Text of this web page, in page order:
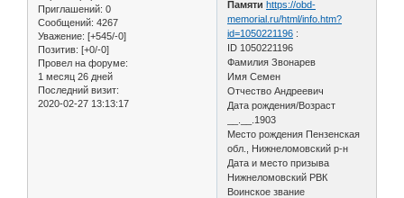
Приглашений: 0
Сообщений: 4267
Уважение: [+545/-0]
Позитив: [+0/-0]
Провел на форуме:
1 месяц 26 дней
Последний визит:
2020-02-27 13:13:17
Памяти https://obd-
memorial.ru/html/info.htm?
id=1050221196 :
ID 1050221196
Фамилия Звонарев
Имя Семен
Отчество Андреевич
Дата рождения/Возраст
__.__.1903
Место рождения Пензенская
обл., Нижнеломовский р-н
Дата и место призыва
Нижнеломовский РВК
Воинское звание